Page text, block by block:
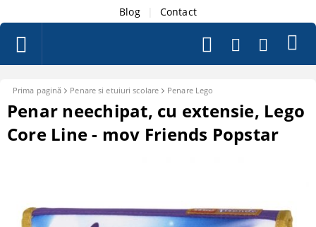
Blog
Contact
Prima pagină Penare si etuiuri scolare Penare Lego
Penar neechipat, cu extensie, Lego
Core Line - mov Friends Popstar